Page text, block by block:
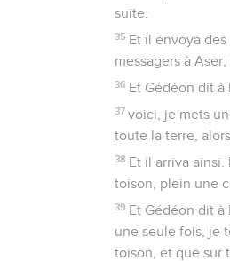
suite.
35 Et il envoya
messagers à
36 Et Gédéon dit à
37 voici, je mets
toute la terre,
38 Et il arriva
toison, plein une
39 Et Gédéon dit
une seule fois, je
toison, et que sur